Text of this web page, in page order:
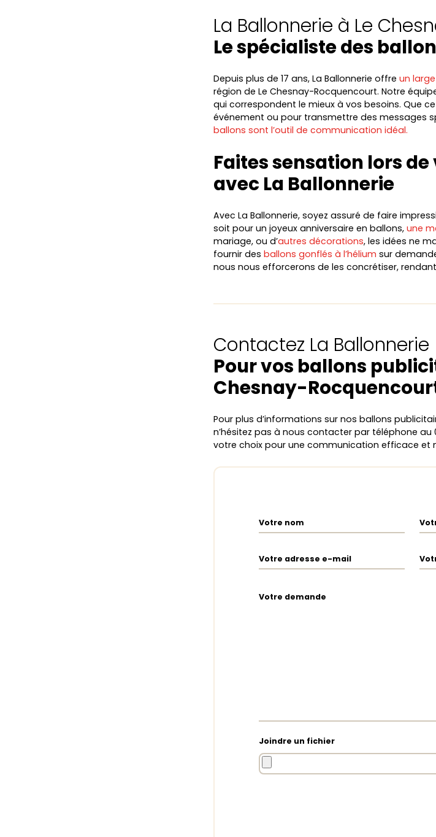
La Ballonnerie à Le
Le spécialiste des
Depuis plus de 17 ans, La Ballonnerie offre un
région de Le Chesnay-Rocquencourt. Notre
qui correspondent le mieux à vos besoins. Que
événement ou pour transmettre des messages
ballons sont l’outil de communication idéal.
Faites sensation lors
avec La Ballonnerie
Avec La Ballonnerie, soyez assuré de faire
soit pour un joyeux anniversaire en ballons, une
mariage, ou d’autres décorations, les idées ne
fournir des ballons gonflés à l’hélium sur
nous nous efforcerons de les concrétiser,
Contactez La Ballonnerie
Pour vos ballons
Chesnay-
Pour plus d’informations sur nos ballons
n’hésitez pas à nous contacter par téléphone au
votre choix pour une communication efficace et
Votre nom
Votre adresse e-mail
Votre demande
Joindre un fichier